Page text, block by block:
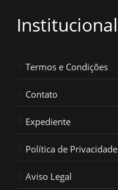
Institucional
Termos e Condições
Contato
Expediente
Política de Privacidade
Aviso Legal